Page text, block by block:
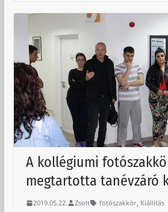
A kollégiumi
megtartotta tanévzáró
2019.05.22. Zsolt fotószakkör, Kiállítás